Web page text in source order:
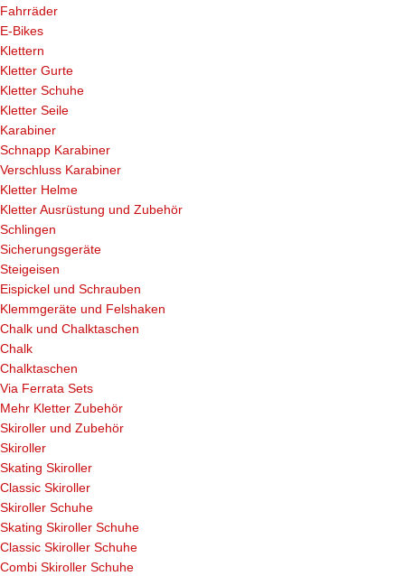
Fahrräder
E-Bikes
Klettern
Kletter Gurte
Kletter Schuhe
Kletter Seile
Karabiner
Schnapp Karabiner
Verschluss Karabiner
Kletter Helme
Kletter Ausrüstung und Zubehör
Schlingen
Sicherungsgeräte
Steigeisen
Eispickel und Schrauben
Klemmgeräte und Felshaken
Chalk und Chalktaschen
Chalk
Chalktaschen
Via Ferrata Sets
Mehr Kletter Zubehör
Skiroller und Zubehör
Skiroller
Skating Skiroller
Classic Skiroller
Skiroller Schuhe
Skating Skiroller Schuhe
Classic Skiroller Schuhe
Combi Skiroller Schuhe